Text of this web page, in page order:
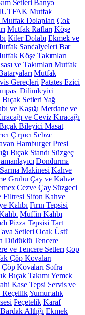
Setleri Banyo
Mutfak
Mutfak Dolapları Çok
Mutfak Rafları Köşe
Kiler Dolabı Ekmek ve
Sandalyeleri Bar
Köşe Takımları
ve Takımları Mutfak
Mutfak
Gereçleri Patates Ezici
Dilimleyici
Bıçak Setleri Yağ
ve Kaşığı Merdane ve
ve Ceviz Kıracağı
Bileyici Masat
Çırpıcı Sebze
Hamburger Presi
Bıçak Standı Süzgeç
Dondurma
Sarma Makinesi Kahve
Grubu Çay ve Kahve
Cezve Çay Süzgeci
Filtresi Sifon Kahve
Kalıbı Fırın Tepsisi
Muffin Kalıbı
Pizza Tepsisi Tart
Setleri Ocak Üstü
Düdüklü Tencere
ve Tencere Setleri Çöp
Çöp Kovaları
Kovaları Sofra
Bıçak Takımı Yemek
Kase Tepsi Servis ve
ReçellikYumurtalık
Peçetelik Karaf
Bardak Altlığı Ekmek